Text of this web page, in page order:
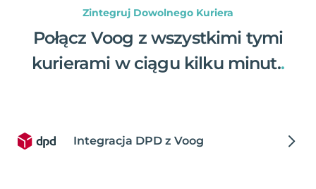
Zintegruj Dowolnego Kuriera
Połącz Voog z wszystkimi tymi
kurierami w ciągu kilku minut..
Integracja DPD z Voog